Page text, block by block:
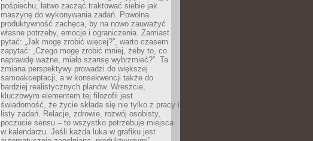
pośpiechu, łatwo zacząć traktować siebie jak
maszynę do wykonywania zadań. Powolna
produktywność zachęca, by na nowo zauważyć
własne potrzeby, emocje i ograniczenia. Zamiast
pytać: „Jak mogę zrobić więcej?”, warto czasem
zapytać: „Czego mogę zrobić mniej, żeby to, co
naprawdę ważne, miało szansę wybrzmieć?”. Ta
zmiana perspektywy prowadzi do większej
samoakceptacji, a w konsekwencji także do
bardziej realistycznych planów. Wreszcie,
kluczowym elementem tej filozofii jest
świadomość, że życie składa się nie tylko z pracy i
listy zadań. Relacje, zdrowie, rozwój osobisty,
poczucie sensu – to wszystko potrzebuje miejsca
w kalendarzu. Jeśli każda luka w grafiku jest